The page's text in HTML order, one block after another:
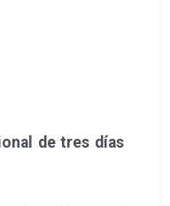
de tres días